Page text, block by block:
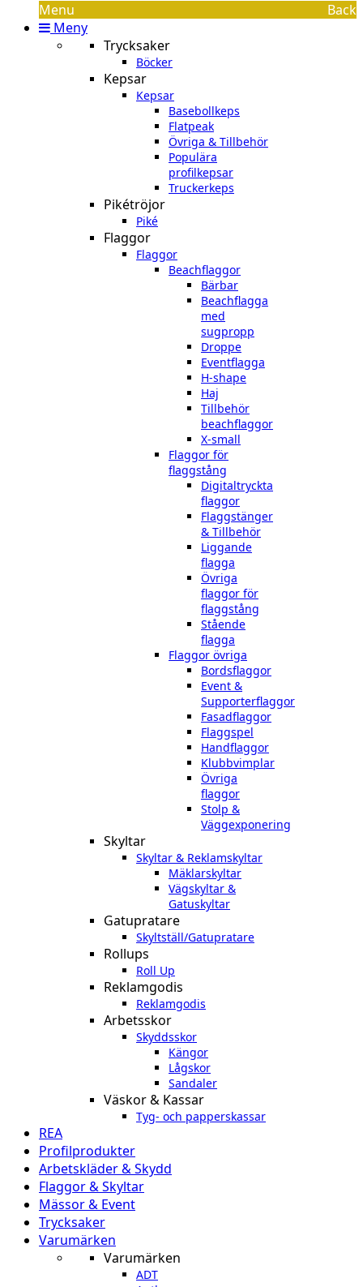
Menu
Back
Meny
Trycksaker
Böcker
Kepsar
Kepsar
Basebollkeps
Flatpeak
Övriga & Tillbehör
Populära
profilkepsar
Truckerkeps
Pikétröjor
Piké
Flaggor
Flaggor
Beachflaggor
Bärbar
Beachflagga
med
sugpropp
Droppe
Eventflagga
H-shape
Haj
Tillbehör
beachflaggor
X-small
Flaggor för
flaggstång
Digitaltryckta
flaggor
Flaggstänger
& Tillbehör
Liggande
flagga
Övriga
flaggor för
flaggstång
Stående
flagga
Flaggor övriga
Bordsflaggor
Event &
Supporterflaggor
Fasadflaggor
Flaggspel
Handflaggor
Klubbvimplar
Övriga
flaggor
Stolp &
Väggexponering
Skyltar
Skyltar & Reklamskyltar
Mäklarskyltar
Vägskyltar &
Gatuskyltar
Gatupratare
Skyltställ/Gatupratare
Rollups
Roll Up
Reklamgodis
Reklamgodis
Arbetsskor
Skyddsskor
Kängor
Lågskor
Sandaler
Väskor & Kassar
Tyg- och papperskassar
REA
Profilprodukter
Arbetskläder & Skydd
Flaggor & Skyltar
Mässor & Event
Trycksaker
Varumärken
Varumärken
ADT